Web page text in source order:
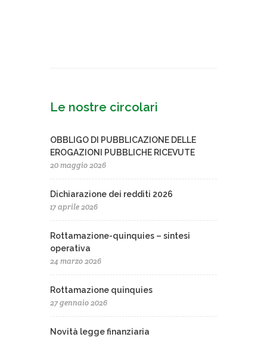
Le nostre circolari
OBBLIGO DI PUBBLICAZIONE DELLE
EROGAZIONI PUBBLICHE RICEVUTE
20 maggio 2026
Dichiarazione dei redditi 2026
17 aprile 2026
Rottamazione-quinquies – sintesi
operativa
24 marzo 2026
Rottamazione quinquies
27 gennaio 2026
Novità legge finanziaria